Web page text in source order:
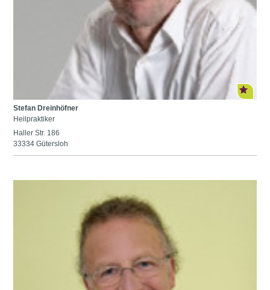
Stefan Dreinhöfner
Heilpraktiker
Haller Str. 186
33334 Gütersloh